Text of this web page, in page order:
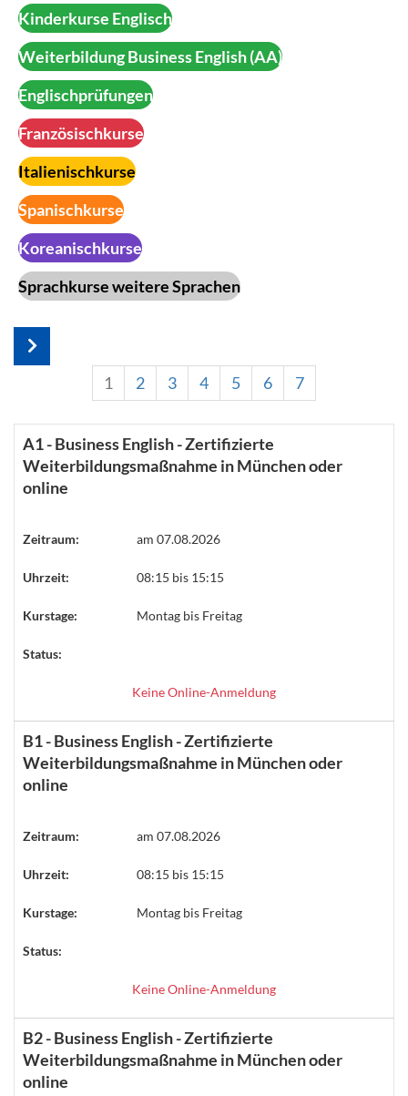
Kinderkurse Englisch
Weiterbildung Business English (AA)
Englischprüfungen
Französischkurse
Italienischkurse
Spanischkurse
Koreanischkurse
Sprachkurse weitere Sprachen
1 2 3 4 5 6 7
A1 - Business English - Zertifizierte
Weiterbildungsmaßnahme in München oder
online
Zeitraum: am 07.08.2026
Uhrzeit: 08:15 bis 15:15
Kurstage: Montag bis Freitag
Status:
Keine Online-Anmeldung
B1 - Business English - Zertifizierte
Weiterbildungsmaßnahme in München oder
online
Zeitraum: am 07.08.2026
Uhrzeit: 08:15 bis 15:15
Kurstage: Montag bis Freitag
Status:
Keine Online-Anmeldung
B2 - Business English - Zertifizierte
Weiterbildungsmaßnahme in München oder
online